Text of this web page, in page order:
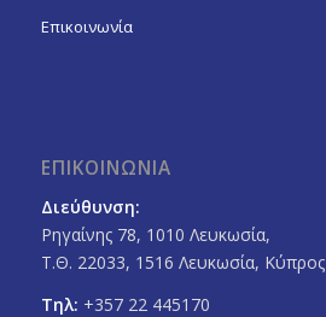
Επικοινωνία
ΕΠΙΚΟΙΝΩΝΙΑ
Διεύθυνση:
Ρηγαίνης 78, 1010 Λευκωσία,
Τ.Θ. 22033, 1516 Λευκωσία, Κύπρος
Τηλ: +357 22 445170